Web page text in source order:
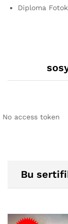
Diploma
No access token
Bu